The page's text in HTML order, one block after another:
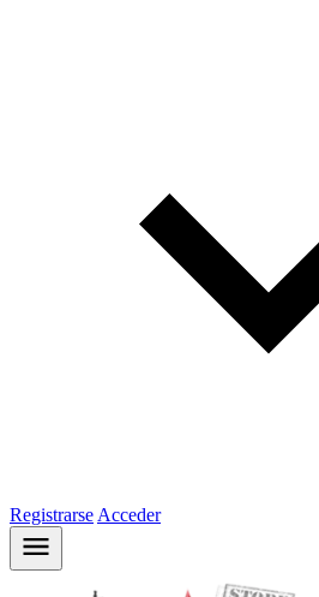
Registrarse Acceder